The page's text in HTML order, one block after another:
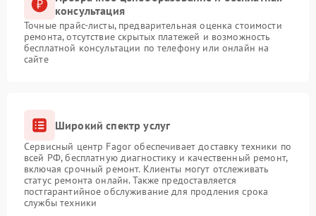
консультация
Точные прайс-листы, предварительная оценка стоимости
ремонта, отсутствие скрытых платежей и возможность
бесплатной консультации по телефону или онлайн на
сайте
Широкий спектр услуг
Сервисный центр Fagor обеспечивает доставку техники по
всей РФ, бесплатную диагностику и качественный ремонт,
включая срочный ремонт. Клиенты могут отслеживать
статус ремонта онлайн. Также предоставляется
постгарантийное обслуживание для продления срока
службы техники